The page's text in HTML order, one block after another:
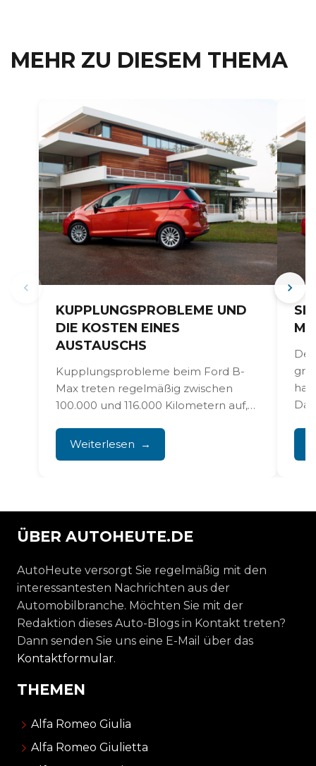
MEHR ZU DIESEM THEMA
KUPPLUNGSPROBLEME UND
DIE KOSTEN EINES
AUSTAUSCHS
Kupplungsprobleme beim Ford B-
Max treten regelmäßig zwischen
100.000 und 116.000 Kilometern auf,
schwerem Schalten und einem...
Weiterlesen
ÜBER AUTOHEUTE.DE
AutoHeute versorgt Sie regelmäßig mit den
interessantesten Nachrichten aus der
Automobilbranche. Möchten Sie mit der
Redaktion dieses Auto-Blogs in Kontakt treten?
Dann senden Sie uns eine E-Mail über das
Kontaktformular.
THEMEN
Alfa Romeo Giulia
Alfa Romeo Giulietta